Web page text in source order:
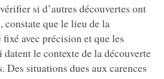
si d’autres découvertes ont
constate que le lieu de la
fixé avec précision et que les
le contexte de la découverte
Des situations dues aux carences